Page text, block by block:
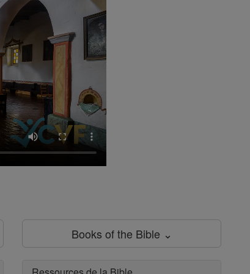
Books of the Bible ⌄